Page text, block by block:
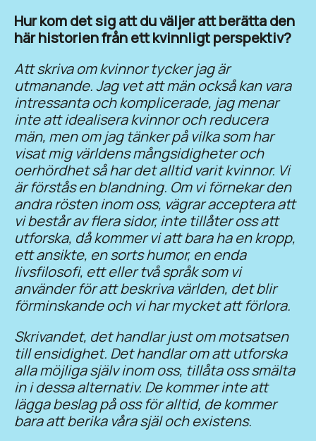
Hur kom det sig att du väljer att berätta den
här historien från ett kvinnligt perspektiv?
Att skriva om kvinnor tycker jag är
utmanande. Jag vet att män också kan vara
intressanta och komplicerade, jag menar
inte att idealisera kvinnor och reducera
män, men om jag tänker på vilka som har
visat mig världens mångsidigheter och
oerhördhet så har det alltid varit kvinnor. Vi
är förstås en blandning. Om vi förnekar den
andra rösten inom oss, vägrar acceptera att
vi består av flera sidor, inte tillåter oss att
utforska, då kommer vi att bara ha en kropp,
ett ansikte, en sorts humor, en enda
livsfilosofi, ett eller två språk som vi
använder för att beskriva världen, det blir
förminskande och vi har mycket att förlora.
Skrivandet, det handlar just om motsatsen
till ensidighet. Det handlar om att utforska
alla möjliga själv inom oss, tillåta oss smälta
in i dessa alternativ. De kommer inte att
lägga beslag på oss för alltid, de kommer
bara att berika våra själ och existens.